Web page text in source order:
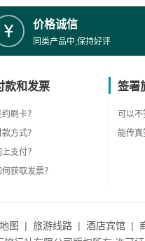
价格诚信
同类产品中,保持好评
款和发票
刷卡？
方式？
上支付？
何获取发票？
签署
可以不
能传真
图 | 旅游线路 | 酒店宾馆 |